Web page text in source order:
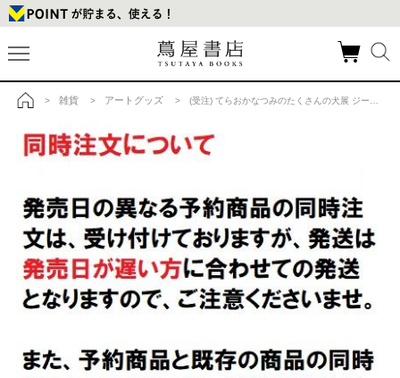
> 雑貨 > アートグッズ > (受注) てらおかなつみのたくさんの犬展 ジークレー S_05 額付 直筆サイン入りの商品詳細